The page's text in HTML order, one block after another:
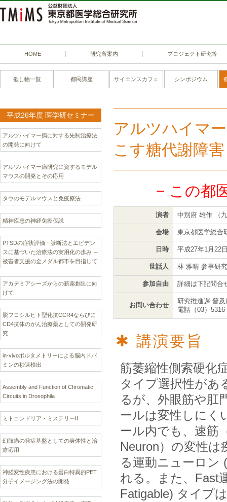
HOME 研究所案内 プロジェクト研究等
催し物一覧 都民講座 サイエンスカフェ シンポジウム
平成26年度 医学研セミナー
アルツハイマー病に対する先制治療法
の開発に向けて
アルツハイマー病研究に資するモデル
マウスの開発とその応用
タウのモデルマウスと免疫療法
精神疾患の神経免疫仮説
PTSDの症状評価・診断法とエビデン
スに基づいた治療法の実用化の歩み ～
被害者支援の金メダル都市を目指して
アカデミアシーズからの新薬創出に向
けて
脱フコシルヒト型化抗CCR4ならびに
CD4抗体のがん治療薬としての開発研
究
in-vivoボルタメトリーによる脳内ドパ
ミンの秒速検出
Assembly and Function of Chromatic
Circuits in Drosophila
ミトコンドリア・ミステリーII
幻肢痛の発症基盤としての身体性と治
療応用
神経変性疾患における蛋白特異的PET
分子イメージング法の開発
アルツハイマ
こす糖代謝障
− この都
演者 中別府 雄作 （
会場 東京都医学総合
日時 平成27年1月22
世話人 林 雅晴 参事研
参加自由 詳細は下記問合
お問い合わせ
研究推進課 普及
電話（03）5316
講演要旨
筋萎縮性側索硬化
タイプ選択性があ
るが、外眼筋や肛
ールは変性しにく
ール内でも、速筋
Neuron）の変性
る運動ニューロン
れる。また、Fast
Fatigable) タイプ